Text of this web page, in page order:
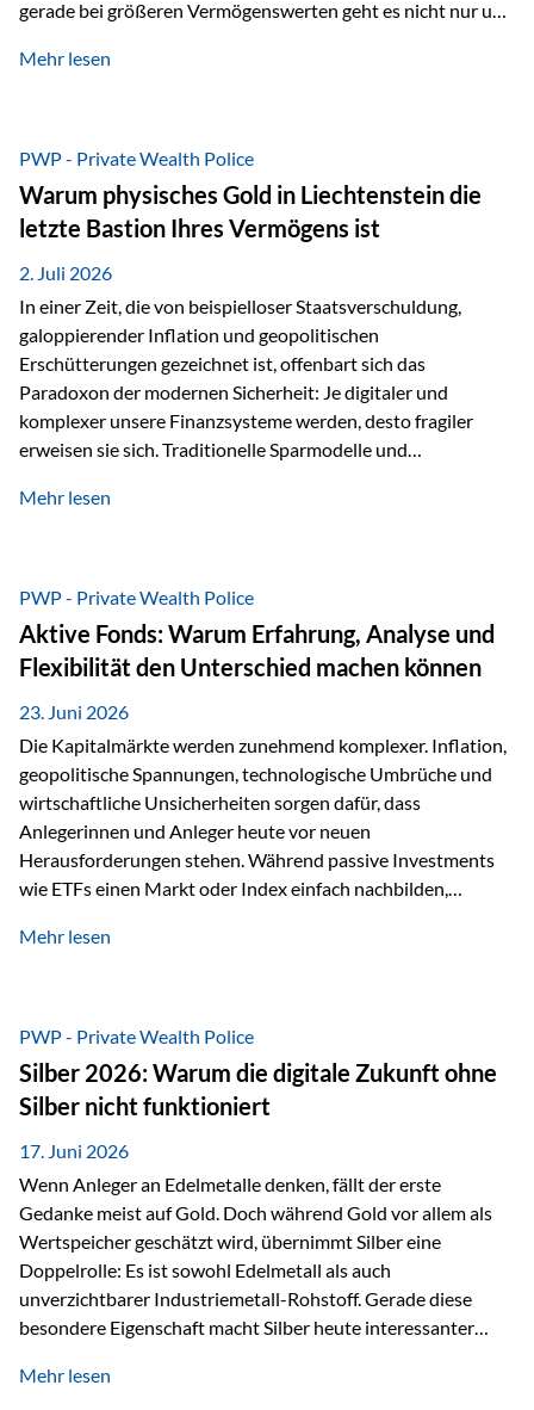
gerade bei größeren Vermögenswerten geht es nicht nur um
sicherzustellen, dass das Vermögen langfristig erhalten
folgende Situation vor: Ein Vater schenkt seiner Tochter
einen Teil seines Vermögens. Einige Jahre später möchte die
Tochter das Geld kurzfristig verwenden, um…
Mehr lesen
PWP - Private Wealth Police
Warum physisches Gold in Liechtenstein die
letzte Bastion Ihres Vermögens ist
2. Juli 2026
In einer Zeit, die von beispielloser Staatsverschuldung,
galoppierender Inflation und geopolitischen
Erschütterungen gezeichnet ist, offenbart sich das
Paradoxon der modernen Sicherheit: Je digitaler und
komplexer unsere Finanzsysteme werden, desto fragiler
erweisen sie sich. Traditionelle Sparmodelle und
unumstößlich galten, versagen angesichts der expansiven
Nostalgie dar, sondern ist die modernste und strategisch
klügste Antwort auf globale Instabilität. Physische Werte
und der richtige Rechtsstandort sind heute keine bloße
Option mehr, sondern eine strategische Notwendigkeit. 1.
Der massive Aufwand hinter einem winzigen…
Mehr lesen
PWP - Private Wealth Police
Aktive Fonds: Warum Erfahrung, Analyse und
Flexibilität den Unterschied machen können
23. Juni 2026
Die Kapitalmärkte werden zunehmend komplexer. Inflation,
geopolitische Spannungen, technologische Umbrüche und
wirtschaftliche Unsicherheiten sorgen dafür, dass
Anlegerinnen und Anleger heute vor neuen
Herausforderungen stehen. Während passive Investments
wie ETFs einen Markt oder Index einfach nachbilden,
setzen auf die Expertise erfahrener Fondsmanager, die
Veränderungen geprägt ist, kann diese aktive
Herangehensweise einen entscheidenden Mehrwert bieten.
Was zeichnet aktive Fonds aus? Aktive Fonds verfolgen das
Ziel, nicht nur einen Markt abzubilden, sondern gezielt
Anlageentscheidungen zu treffen. Fondsmanager
analysieren Unternehmen,…
Mehr lesen
PWP - Private Wealth Police
Silber 2026: Warum die digitale Zukunft ohne
Silber nicht funktioniert
17. Juni 2026
Wenn Anleger an Edelmetalle denken, fällt der erste
Gedanke meist auf Gold. Doch während Gold vor allem als
Wertspeicher geschätzt wird, übernimmt Silber eine
Doppelrolle: Es ist sowohl Edelmetall als auch
unverzichtbarer Industriemetall-Rohstoff. Gerade diese
besondere Eigenschaft macht Silber heute interessanter
elektrischer – und genau dort spielt Silber eine
Mehr lesen